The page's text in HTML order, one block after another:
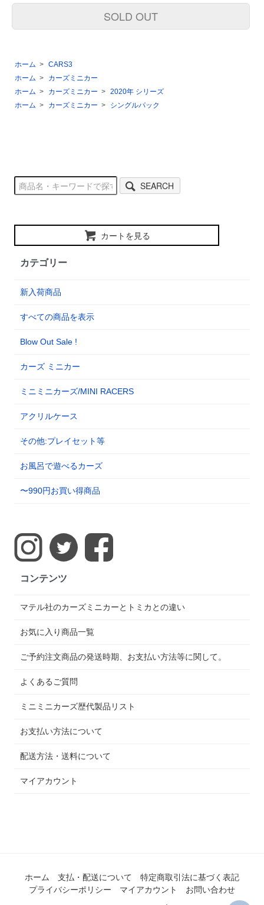
SOLD OUT
ホーム > CARS3
ホーム >
カーズミニカー
ホーム > カーズミニカー > 2020年 シリーズ
ホーム > カーズミニカー > シングルパック
SEARCH
カートを見る
カテゴリー
新入荷商品
すべての商品を表示
Blow Out Sale !
カーズ ミニカー
ミニミニカーズ/MINI RACERS
アクリルケース
その他:プレイセット等
お風呂で遊べるカーズ
〜990円お買い得商品
コンテンツ
マテル社のカーズミニカーとトミカとの違い
お気に入り商品一覧
ご予約注文商品の発送時期、お支払い方法等に関して。
よくあるご質問
ミニミニカーズ歴代製品リスト
お支払い方法について
配送方法・送料について
マイアカウント
ホーム 支払・配送について
特定商取引法に基づく表記
プライバシーポリシー
マイアカウント
お問い合わせ